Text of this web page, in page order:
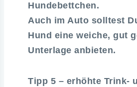
Hundebettchen.
Auch im Auto solltest
Hund eine weiche, gut
Unterlage anbieten.
Tipp 5 – erhöhte Trink-